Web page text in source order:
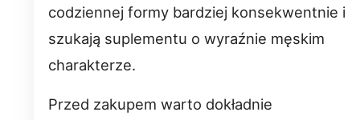
codziennej formy bardziej konsekwentnie i
szukają suplementu o wyraźnie męskim
charakterze.
Przed zakupem warto dokładnie